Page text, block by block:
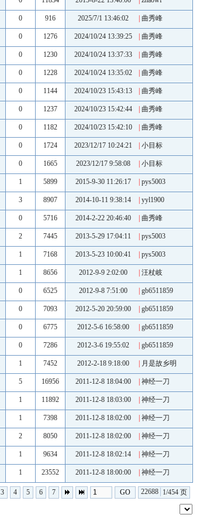
0 916 2025/7/1 13:46:02 曲秀峰
0 1276 2024/10/24 13:39:25 曲秀峰
0 1230 2024/10/24 13:37:33 曲秀峰
0 1228 2024/10/24 13:35:02 曲秀峰
0 1144 2024/10/23 15:43:13 曲秀峰
0 1237 2024/10/23 15:42:44 曲秀峰
0 1182 2024/10/23 15:42:10 曲秀峰
0 1724 2023/12/17 10:24:21 小目标
0 1665 2023/12/17 9:58:08 小目标
1 5899 2015-9-30 11:26:17 pys5003
3 8907 2014-10-11 9:38:14 yyl1900
0 5716 2014-2-22 20:46:40 曲秀峰
2 7445 2013-5-29 17:04:11 pys5003
1 7168 2013-5-23 10:00:41 pys5003
1 8656 2012-9-9 2:02:00 汪杖岐
0 6525 2012-9-8 7:51:00 gb6511859
0 7093 2012-5-20 20:59:00 gb6511859
0 6775 2012-5-6 16:58:00 gb6511859
0 7286 2012-3-6 19:55:02 gb6511859
1 7452 2012-2-18 9:18:00 月是故乡明
5 16956 2011-12-8 18:04:00 神经一刀
1 11892 2011-12-8 18:03:00 神经一刀
1 7398 2011-12-8 18:02:00 神经一刀
2 8050 2011-12-8 18:02:00 神经一刀
1 9634 2011-12-8 18:02:14 神经一刀
1 23552 2011-12-8 18:00:00 神经一刀
3 4 5 6 7 22688 1/454 页